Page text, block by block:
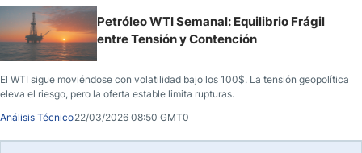
Petróleo WTI Semanal: Equilibrio Frágil
entre Tensión y Contención
El WTI sigue moviéndose con volatilidad bajo los 100$. La tensión geopolítica
eleva el riesgo, pero la oferta estable limita rupturas.
Análisis Técnico22/03/2026 08:50 GMT0